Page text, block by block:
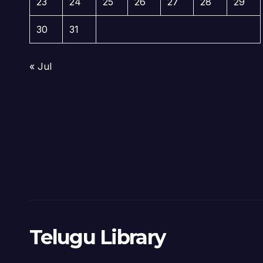
30 31
« Jul
Telugu Library